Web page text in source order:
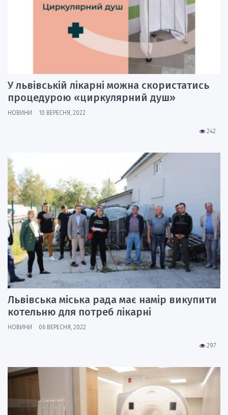
У львівській лікарні можна скористатись
процедурою «циркулярний душ»
НОВИНИ 10 ВЕРЕСНЯ, 2022
242
Львівська міська рада має намір викупити
котельню для потреб лікарні
НОВИНИ 06 ВЕРЕСНЯ, 2022
297